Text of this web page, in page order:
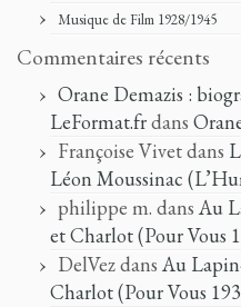
Musique de Film 1928/1945
Commentaires récents
Orane Demazis :
LeFormat.frdans
Françoise Vivetdans
Léon Moussinac
philippe m. dans Au
et Charlot (Pour Vous
DelVezdans Au
Charlot (Pour Vous